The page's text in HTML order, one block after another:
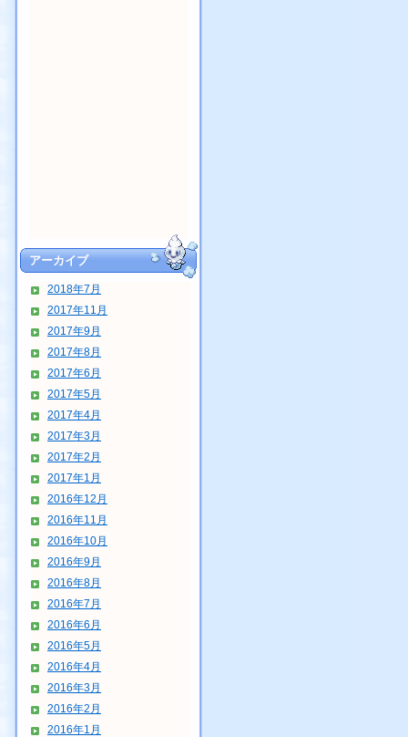
アーカイブ
2018年7月
2017年11月
2017年9月
2017年8月
2017年6月
2017年5月
2017年4月
2017年3月
2017年2月
2017年1月
2016年12月
2016年11月
2016年10月
2016年9月
2016年8月
2016年7月
2016年6月
2016年5月
2016年4月
2016年3月
2016年2月
2016年1月